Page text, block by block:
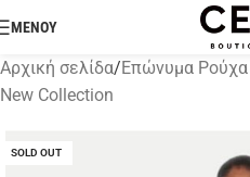
ΜΕΝΟΥ
Αρχική σελίδα/Επώνυμα Ρούχα
New Collection
SOLD OUT